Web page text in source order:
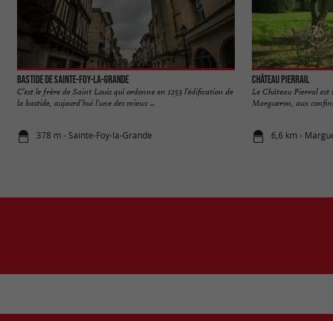
Bastide de Sainte-Foy-la-Grande
C’est le frère de Saint Louis qui ordonne en 1253 l’édification de
la bastide, aujourd’hui l’une des mieux ...
378 m - Sainte-Foy-la-Grande
Château Pierrail
Le Château Pierral est
Margueron, aux
6,6 km -